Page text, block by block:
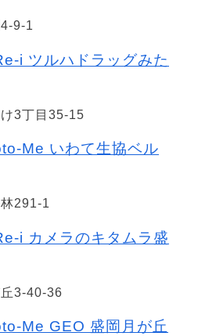
9-1
i ツルハドラッグみた
3丁目35-15
Me いわて生協ベル
291-1
i カメラのキタムラ盛
3-40-36
Me GEO 盛岡月が丘